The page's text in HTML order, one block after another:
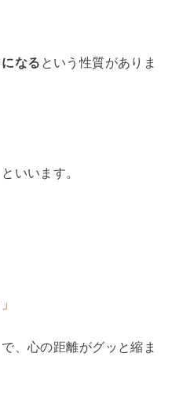
なる という性質がありま
いいます。
、心の距離がグッと縮ま